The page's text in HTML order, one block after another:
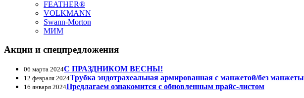
FEATHER®
VOLKMANN
Swann-Morton
МИМ
Акции и спецпредложения
06 марта 2024С ПРАЗДНИКОМ ВЕСНЫ!
12 февраля 2024Трубка эндотрахеальная армированная с манжетой/без манжеты
16 января 2024Предлагаем ознакомится с обновленным прайс-листом